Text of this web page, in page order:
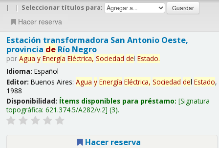
| | Seleccionar títulos para:
Hacer reserva
Estación transformadora San Antonio Oeste,
provincia deRío Negro
por Agua y Energía Eléctrica, Sociedad del Estado.
Idioma: Español
Editor: Buenos Aires: Agua y Energía Eléctrica, Sociedad del Estado,
1988
Disponibilidad: Ítems disponibles para préstamo: Signatura
topográfica: 621.374.5/A282/v.2 (3).
Hacer reserva